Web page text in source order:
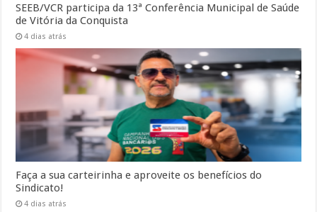
SEEB/VCR participa da 13ª Conferência Municipal de Saúde
de Vitória da Conquista
4 dias atrás
Faça a sua carteirinha e aproveite os benefícios do
Sindicato!
4 dias atrás